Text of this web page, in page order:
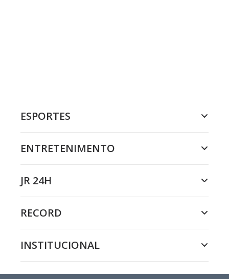
ESPORTES
ENTRETENIMENTO
JR 24H
RECORD
INSTITUCIONAL